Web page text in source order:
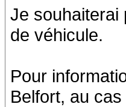
Je souhaiterai
de véhicule.
Pour
Belfort, au